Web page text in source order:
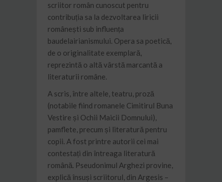
scriitor român cunoscut pentru
contribuția sa la dezvoltarea liricii
românești sub influența
baudelairianismului. Opera sa poetică,
de o originalitate exemplară,
reprezintă o altă vârstă marcantă a
literaturii române.
A scris, între altele, teatru, proză
(notabile fiind romanele Cimitirul Buna
Vestire și Ochii Maicii Domnului),
pamflete, precum și literatură pentru
copii. A fost printre autorii cei mai
contestați din întreaga literatură
română. Pseudonimul Arghezi provine,
explică însuși scriitorul, din Argesis –